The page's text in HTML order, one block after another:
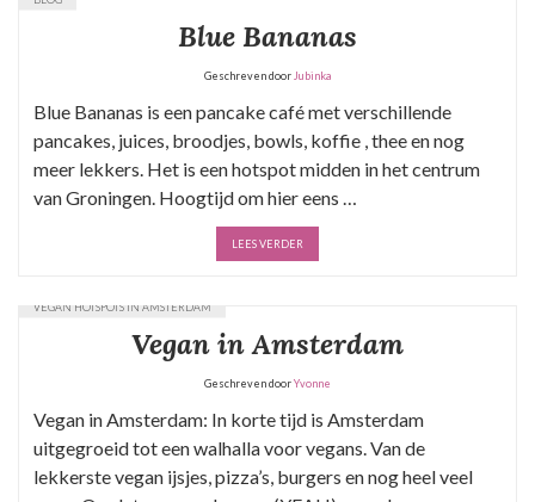
Blue Bananas
Geschreven door Jubinka
Blue Bananas is een pancake café met verschillende
pancakes, juices, broodjes, bowls, koffie , thee en nog
meer lekkers. Het is een hotspot midden in het centrum
van Groningen. Hoogtijd om hier eens …
LEES VERDER
VEGAN HOTSPOTS IN AMSTERDAM
Vegan in Amsterdam
Geschreven doorYvonne
Vegan in Amsterdam: In korte tijd is Amsterdam
uitgegroeid tot een walhalla voor vegans. Van de
lekkerste vegan ijsjes, pizza’s, burgers en nog heel veel